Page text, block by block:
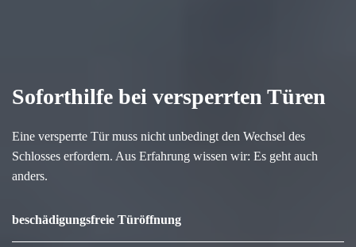
Soforthilfe bei versperrten Türen
Eine versperrte Tür muss nicht unbedingt den Wechsel des
Schlosses erfordern. Aus Erfahrung wissen wir: Es geht auch
anders.
beschädigungsfreie Türöffnung